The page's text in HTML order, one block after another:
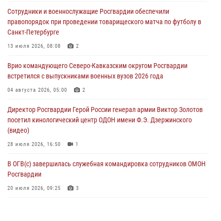
ветераны военной контрразведки почтили память Николая
Кузнецова
07 августа 2026, 12:00
выпуска «Легенды армии с Александром Маршалом»
07 августа 2026, 12:00
Смольного собора в Санкт-Петербурге (видео)
3 1
Сотрудники и военнослужащие Росгвардии обеспечили
правопорядок при проведении товарищеского матча по футболу в
Санкт-Петербурге
13 июля 2026, 08:08 2
Врио командующего Северо-Кавказским округом Росгвардии
встретился с выпускниками военных вузов 2026 года
04 августа 2026, 05:00 2
Директор Росгвардии Герой России генерал армии Виктор Золотов
посетил кинологический центр ОДОН имени Ф.Э. Дзержинского
(видео)
28 июля 2026, 16:50 1
В ОГВ(с) завершилась служебная командировка сотрудников ОМОН
Росгвардии
20 июля 2026, 09:25 3